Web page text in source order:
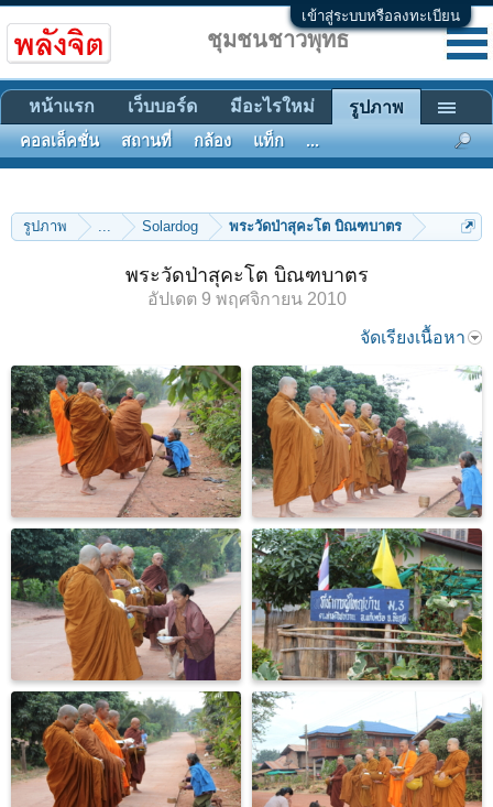
เข้าสู่ระบบหรือลงทะเบียน
รูปภาพ ... Solardog พระวัดป่าสุคะโต บิณฑบาตร
พระวัดป่าสุคะโต บิณฑบาตร
อัปเดต 9 พฤศจิกายน 2010
จัดเรียงเนื้อหา
ชุมชนชาวพุทธ
หน้าแรก เว็บบอร์ด มีอะไรใหม่ รูปภาพ
คอลเล็คชั่น สถานที่ กล้อง แท็ก ...